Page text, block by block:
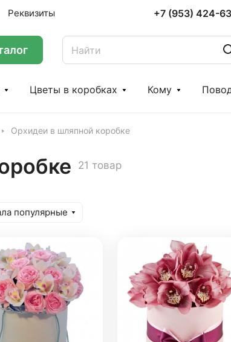
Реквизиты +7 (953) 424-
Цветы в коробках Кому
Орхидеи в шляпной коробке
21 товар
популярные